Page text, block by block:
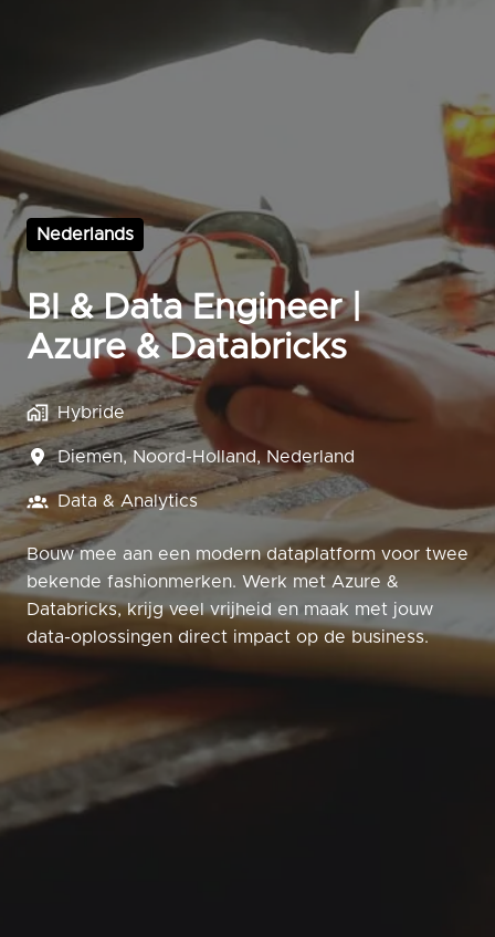
Nederlands
BI & Data Engineer |
Azure & Databricks
Hybride
Diemen, Noord-Holland, Nederland
Data & Analytics
Bouw mee aan een modern dataplatform voor twee
bekende fashionmerken. Werk met Azure &
Databricks, krijg veel vrijheid en maak met jouw
data-oplossingen direct impact op de business.